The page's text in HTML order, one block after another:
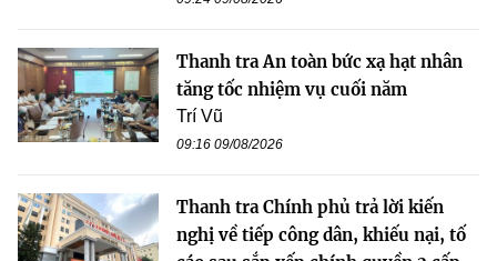
Thanh tra An toàn bức xạ hạt nhân
tăng tốc nhiệm vụ cuối năm
Trí Vũ
09:16 09/08/2026
Thanh tra Chính phủ trả lời kiến
nghị về tiếp công dân, khiếu nại, tố